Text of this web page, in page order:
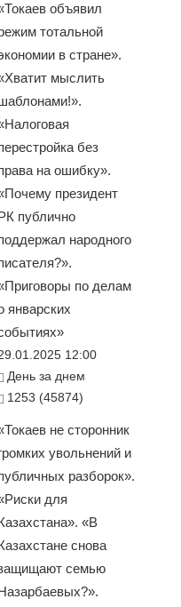
объявил
тотальной
в стране».
мыслить
без
на ошибку».
президент
публично
народного
по делам
январских
12:00
День за днем
1253 (45874)
не сторонник
увольнений и
разборок».
для
«В
снова
семью